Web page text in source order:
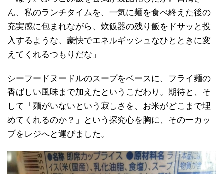
ん、私のランチタイムを、一気に麺を食べ終えた後の
充実感に包まれながら、炊飯器の残り飯をドサッと投
入するような、豪快でエネルギッシュなひとときに変
えてくれるつもりだな」
シーフードヌードルのスープをベースに、フライ麺の
香ばしい風味まで加えたというこだわり。期待と、そ
して「麺がいないという寂しさを、お米がどこまで埋
めてくれるのか？」という探究心を胸に、その一カッ
プをレジへと運びました。